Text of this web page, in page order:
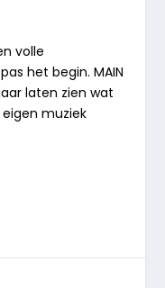
volle
het begin. MAIN
laten zien wat
muziek